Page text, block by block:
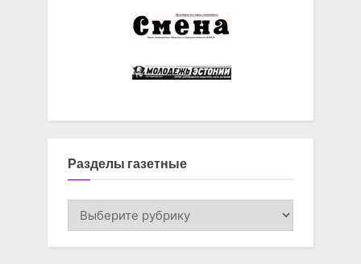
Разделы газетные
Разделы